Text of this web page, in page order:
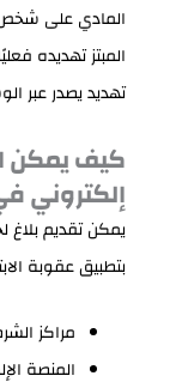
المادي على شخص
المبتز تهديده
تهديد يصدر عبر
كيف يمكن
إلكتروني
يمكن تقديم بلاغ
بتطبيق عقوبة
مراكز
المنصة